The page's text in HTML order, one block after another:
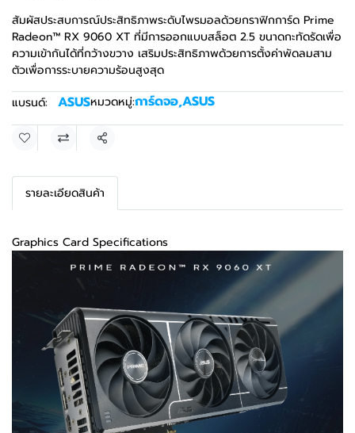
สัมผัสประสบการณ์ประสิทธิภาพระดับไพรมอลด้วยกราฟิกการ์ด Prime
Radeon™ RX 9060 XT ที่มีการออกแบบสล็อต 2.5 ขนาดกะทัดรัดเพื่อ
ความเข้ากันได้ที่กว้างขวาง เสริมประสิทธิภาพด้วยการตั้งค่าพัดลมสาม
ตัวเพื่อการระบายความร้อนสูงสุด
แบรนด์:
ASUSหมวดหมู่:การ์ดจอ,ASUS
แชร์
รายละเอียดสินค้า
Graphics Card Specifications